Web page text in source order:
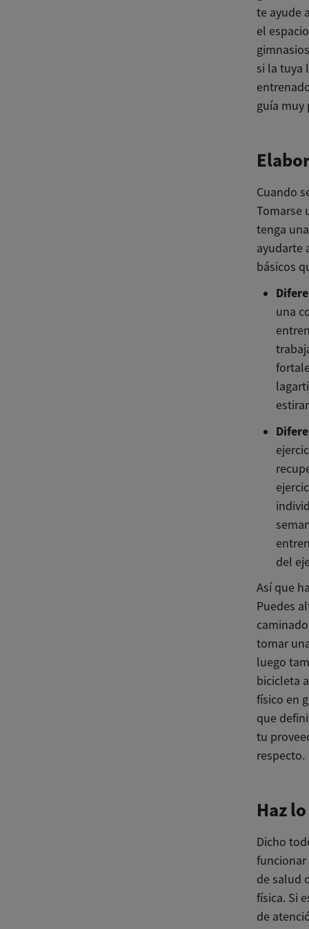
te ayude
el
si la tuya
guía muy
Cuando
Tomarse
tenga
ayudarte
básicos
una
del
Así que
Puedes
tomar
luego
bicicleta
físico en
que
tu
respecto.
Haz
Dicho
funcionar
de salud
física. Si
de